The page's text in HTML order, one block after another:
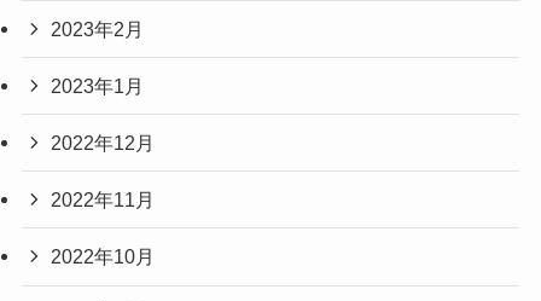
2023年2月
2023年1月
2022年12月
2022年11月
2022年10月